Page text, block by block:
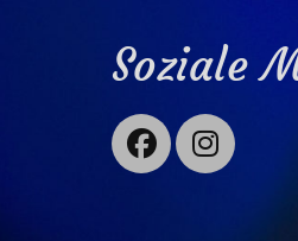
Soziale